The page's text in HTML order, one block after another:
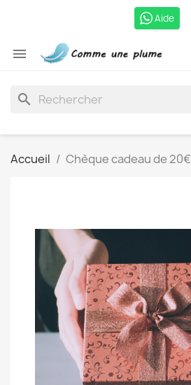
Aide

search
Accueil Chèque cadeau de 20€